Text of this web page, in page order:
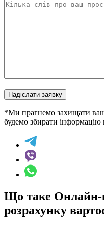
Надіслати заявку
*Ми прагнемо захищати
будемо збирати інформацію
Що таке Онлайн-
розрахунку